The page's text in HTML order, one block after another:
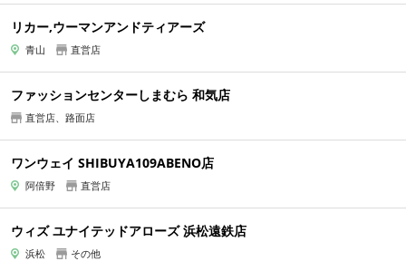
リカー,ウーマンアンドティアーズ
青山 直営店
ファッションセンターしまむら 和気店
直営店、路面店
ワンウェイ SHIBUYA109ABENO店
阿倍野 直営店
ウィズ ユナイテッドアローズ 浜松遠鉄店
浜松 その他